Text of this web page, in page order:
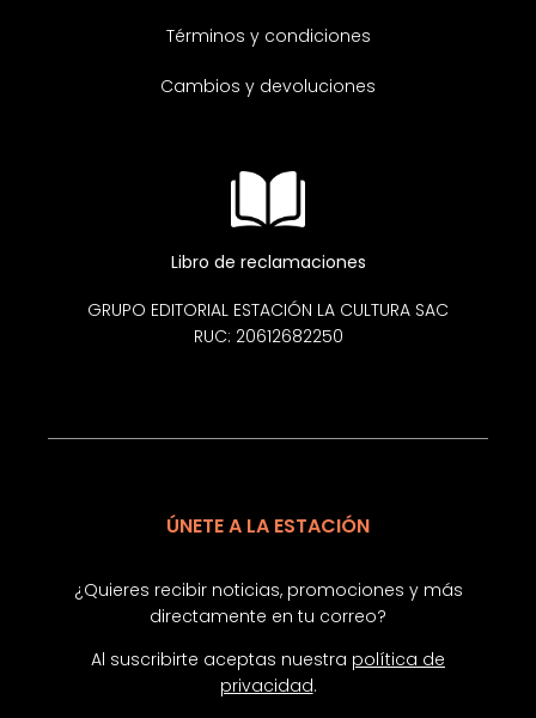
Términos y condiciones
Cambios y devoluciones
Libro de reclamaciones
GRUPO EDITORIAL ESTACIÓN LA CULTURA SAC
RUC: 20612682250
ÚNETE A LA ESTACIÓN
¿Quieres recibir noticias, promociones y más
directamente en tu correo?
Al suscribirte aceptas nuestra política de
privacidad.